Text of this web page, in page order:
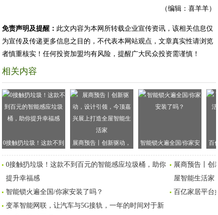
（编辑：喜羊羊）
免责声明及提醒： 此文内容为本网所转载企业宣传资讯，该相关信息仅
为宣传及传递更多信息之目的，不代表本网站观点，文章真实性请浏览
者慎重核实！任何投资加盟均有风险，提醒广大民众投资需谨慎！
相关内容
0接触扔垃圾！这款不到
百元的智能感应垃圾
桶，助你提升幸福感
展商预告丨创新驱动，
设计引领，今顶嘉兴展
上打造全屋智能生活家
智能锁火遍全国/你家安
装了吗？
百
0接触扔垃圾！这款不到百元的智能感应垃圾桶，助你
提升幸福感
展商预告丨创
屋智能生活家
智能锁火遍全国/你家安装了吗？
百亿家居平台
变革智能网联，让汽车与5G接轨，一年的时间对于新